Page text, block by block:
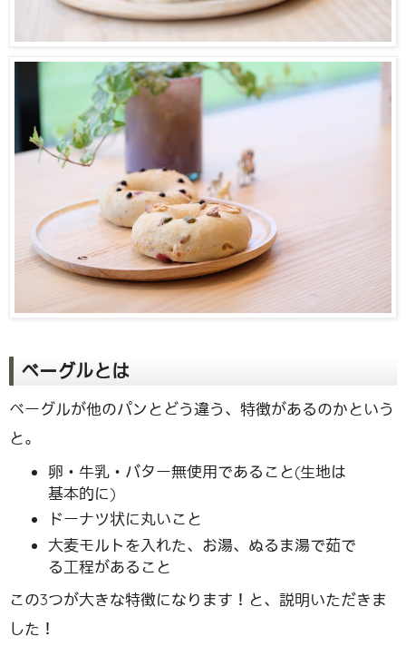
ベーグルとは
ベーグルが他のパンとどう違う、特徴があるのかという
と。
卵・牛乳・バター無使用であること(生地は
基本的に)
ドーナツ状に丸いこと
大麦モルトを入れた、お湯、ぬるま湯で茹で
る工程があること
この3つが大きな特徴になります！と、説明いただきま
した！